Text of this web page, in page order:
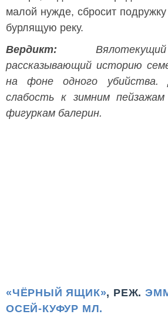
малой нужде, сбросит
бурлящую реку.
Вердикт:
рассказывающий историю
на фоне одного
слабость к зимним
фигуркам балерин.
«ЧЁРНЫЙ ЯЩИК», РЕЖ.
ОСЕЙ-КУФУР МЛ.